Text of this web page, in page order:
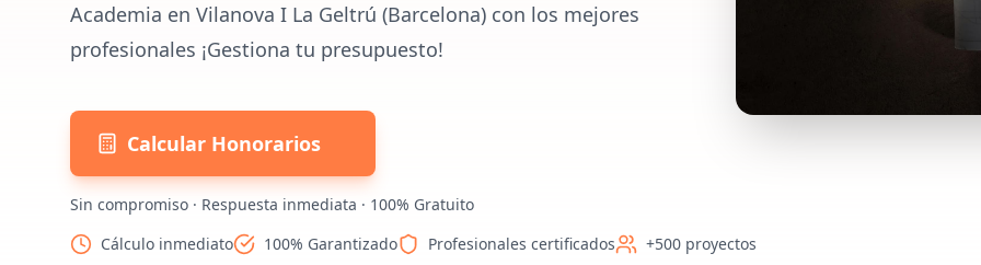
Academia en Vilanova I La Geltrú (Barcelona) con los mejores
profesionales ¡Gestiona tu presupuesto!
Calcular Honorarios
Sin compromiso · Respuesta inmediata · 100% Gratuito
Cálculo inmediato
100% Garantizado Profesionales certificados +500 proyectos